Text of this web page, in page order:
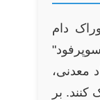
دام
معدنی،
کنند. بر